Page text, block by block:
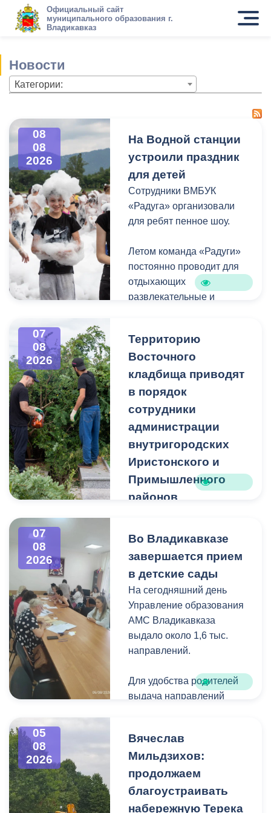
Официальный сайт
муниципального образования г.
Владикавказ
Новости
Категории:
08
08
2026
На Водной станции
устроили праздник
для детей
Сотрудники ВМБУК
«Радуга» организовали
для ребят пенное шоу.
Летом команда «Радуги»
постоянно проводит для
отдыхающих
развлекательные и
07
08
2026
Территорию
Восточного
кладбища приводят
в порядок
сотрудники
администрации
внутригородских
Иристонского и
Примышленного
районов
загущения территории
дикорастущими
деревьями,
муниципальные служащие
с утра косят, пилят
поросль между
захоронениями и
собирают скошенную
07
08
2026
Во Владикавказе
завершается прием
в детские сады
На сегодняшний день
Управление образования
АМС Владикавказа
выдало около 1,6 тыс.
направлений.
Для удобства родителей
выдача направлений
очередей и долгого
ожидания.
Прием в детские сады
начался 15 июля и
05
08
2026
Вячеслав
Мильдзихов:
продолжаем
благоустраивать
набережную Терека